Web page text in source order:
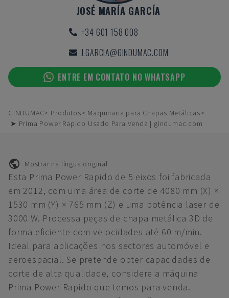
JOSÉ MARÍA GARCÍA
+34 601 158 008
J.GARCIA@GINDUMAC.COM
ENTRE EM CONTATO NO WHATSAPP
GINDUMAC Produtos
Maquinaria para Chapas Metálicas
➤ Prima Power Rapido Usado Para Venda | gindumac.com
Mostrar na língua original
Esta Prima Power Rapido de 5 eixos foi fabricada
em 2012, com uma área de corte de 4080 mm (X) ×
1530 mm (Y) × 765 mm (Z) e uma potência laser de
3000 W. Processa peças de chapa metálica 3D de
forma eficiente com velocidades até 60 m/min.
Ideal para aplicações nos sectores automóvel e
aeroespacial. Se pretende obter capacidades de
corte de alta qualidade, considere a máquina
Prima Power Rapido que temos para venda.